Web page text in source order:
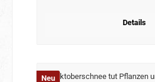
Details
Neu